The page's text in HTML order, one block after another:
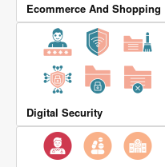
Ecommerce And Shopping
Digital Security